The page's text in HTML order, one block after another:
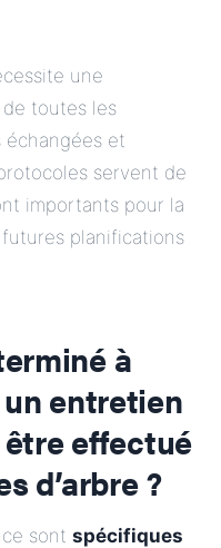
une
de toutes les
échangées et
servent de
importants pour la
planifications
à
entretien
effectué
d’arbre ?
sont spécifiques